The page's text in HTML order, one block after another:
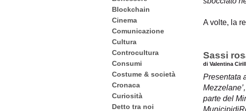
Blockchain
Cinema
Comunicazione
Cultura
Controcultura
Consumi
Costume & società
Cronaca
Curiosità
Detto tra noi
A volte, la
Sassi
di Valentina
Presentata
parte del